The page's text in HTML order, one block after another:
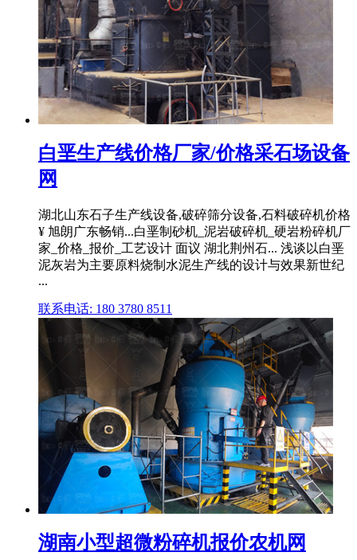
白垩生产线价格厂家/价格采石场设备
网
湖北山东石子生产线设备,破碎筛分设备,石料破碎机价格
¥ 旭朗广东畅销...白垩制砂机_泥岩破碎机_硬岩粉碎机厂
家_价格_报价_工艺设计 面议 湖北荆州石... 浅谈以白垩
泥灰岩为主要原料烧制水泥生产线的设计与效果新世纪
...
联系电话: 180 3780 8511
湖南小型超微粉碎机报价农机网